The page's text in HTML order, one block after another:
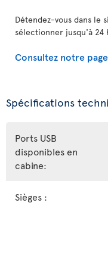
Détendez-vous dans le
sélectionner jusqu'à 24
Consultez notre
Spécifications
Ports USB
disponibles en
cabine:
Sièges :